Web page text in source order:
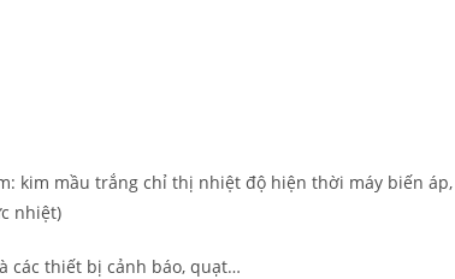
mầu trắng chỉ thị nhiệt độ hiện thời máy biến áp,
nhiệt)
thiết bị cảnh báo, quạt…